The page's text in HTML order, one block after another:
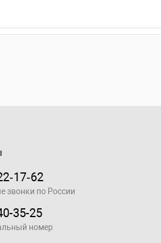
звонки по России
35-25
номер